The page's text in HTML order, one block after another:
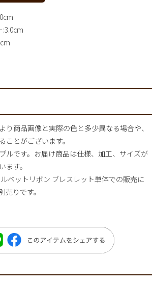
:3.0cm
商品画像と実際の色と多少異なる場合や、
ことがございます。
ルです。お届け商品は仕様、加工、サイズが
ます。
ベットリボン ブレスレット単体での販売に
売りです。